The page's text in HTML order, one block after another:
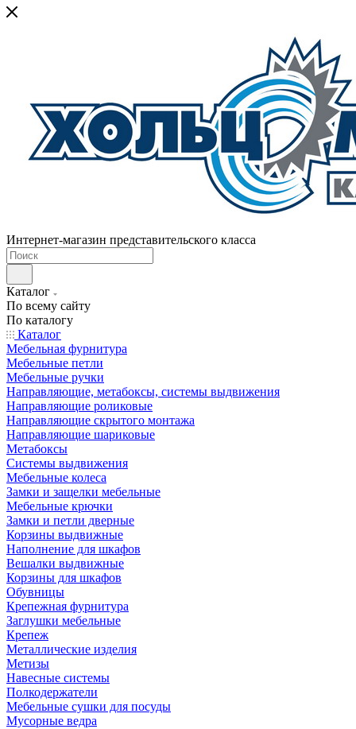
Интернет-магазин представительского класса
Каталог
По всему сайту
По каталогу
Каталог
Мебельная фурнитура
Мебельные петли
Мебельные ручки
Направляющие, метабоксы, системы выдвижения
Направляющие роликовые
Направляющие скрытого монтажа
Направляющие шариковые
Метабоксы
Системы выдвижения
Мебельные колеса
Замки и защелки мебельные
Мебельные крючки
Замки и петли дверные
Корзины выдвижные
Наполнение для шкафов
Вешалки выдвижные
Корзины для шкафов
Обувницы
Крепежная фурнитура
Заглушки мебельные
Крепеж
Металлические изделия
Метизы
Навесные системы
Полкодержатели
Мебельные сушки для посуды
Мусорные ведра